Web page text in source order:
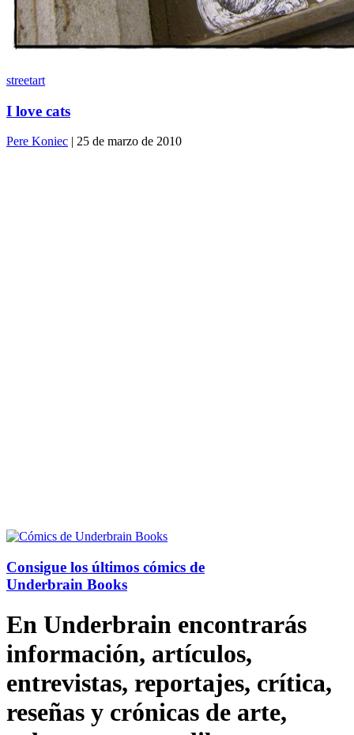
streetart
I love cats
Pere Koniec | 25 de marzo de 2010
Consigue los últimos cómics de
Underbrain Books
En Underbrain encontrarás
información, artículos,
entrevistas, reportajes, crítica,
reseñas y crónicas de arte,